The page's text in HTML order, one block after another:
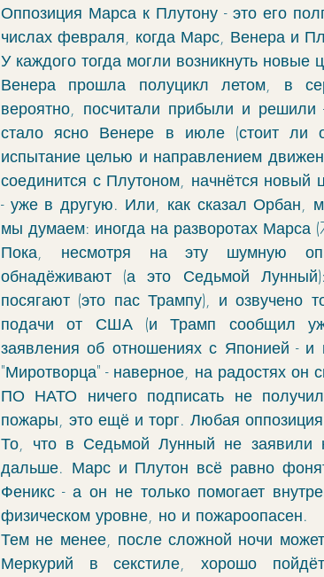
Оппозиция Марса к Плутону - это его
числах февраля, когда Марс, Венера и
У каждого тогда могли возникнуть новые
Венера прошла полуцикл летом, в
вероятно, посчитали прибыли и
стало ясно Венере в июле (стоит ли
испытание целью и направлением
соединится с Плутоном, начнётся
- уже в другую. Или, как сказал Орбан,
мы думаем: иногда на разворотах Марса
Пока, несмотря на эту шумную
обнадёживают (а это Седьмой
посягают (это пас Трампу), и
подачи от США (и Трамп сообщил
заявления об отношениях с Японией -
"Миротворца" - наверное, на радостях он
ПО НАТО ничего подписать не
пожары, это ещё и торг. Любая
То, что в Седьмой Лунный не заявили
дальше. Марс и Плутон всё равно
Феникс - а он не только помогает
физическом уровне, но и пожароопасен.
Тем не менее, после сложной ночи
Меркурий в секстиле, хорошо